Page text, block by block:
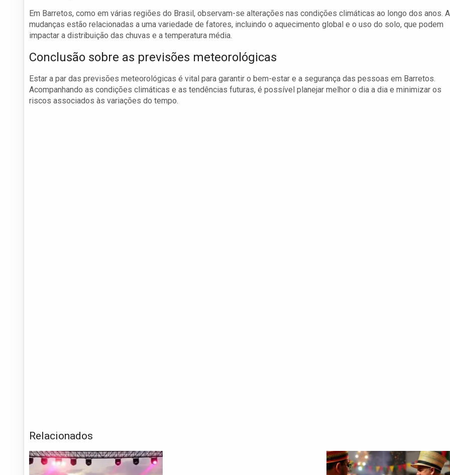
Em Barretos, como em várias regiões do Brasil, observam-se alterações nas condições climáticas ao longo dos anos.
mudanças estão relacionadas a uma variedade de fatores, incluindo o aquecimento global e o uso do solo, que podem
impactar a distribuição das chuvas e a temperatura média.
Conclusão sobre as previsões meteorológicas
Estar a par das previsões meteorológicas é vital para garantir o bem-estar e a segurança das pessoas em Barretos.
Acompanhando as condições climáticas e as tendências futuras, é possível planejar melhor o dia a dia e minimizar os
riscos associados às variações do tempo.
Relacionados